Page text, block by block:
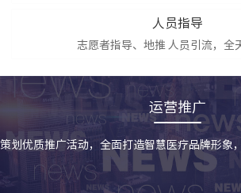
人员指导
志愿者指导、地推 人员引流，全
运营推广
策划优质推广活动，全面打造智慧医疗品牌形象